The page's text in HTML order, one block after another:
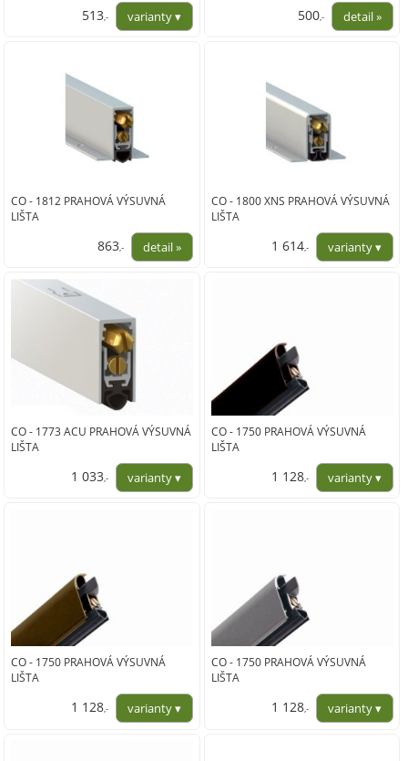
513,- 500,-
CO - 1812 PRAHOVÁ VÝSUVNÁ
LIŠTA
863,-
CO - 1800 XNS PRAHOVÁ VÝSUVNÁ
LIŠTA
1 614,-
CO - 1773 ACU PRAHOVÁ VÝSUVNÁ
LIŠTA
1 033,-
CO - 1750 PRAHOVÁ VÝSUVNÁ
LIŠTA
1 128,-
CO - 1750 PRAHOVÁ VÝSUVNÁ
LIŠTA
1 128,-
CO - 1750 PRAHOVÁ VÝSUVNÁ
LIŠTA
1 128,-